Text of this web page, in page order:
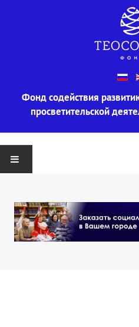
Фонд содействия
просветительской
О ФОНДЕ
Информация